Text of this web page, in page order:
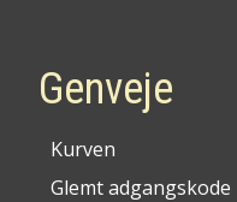
Genveje
Kurven
Glemt adgangskode